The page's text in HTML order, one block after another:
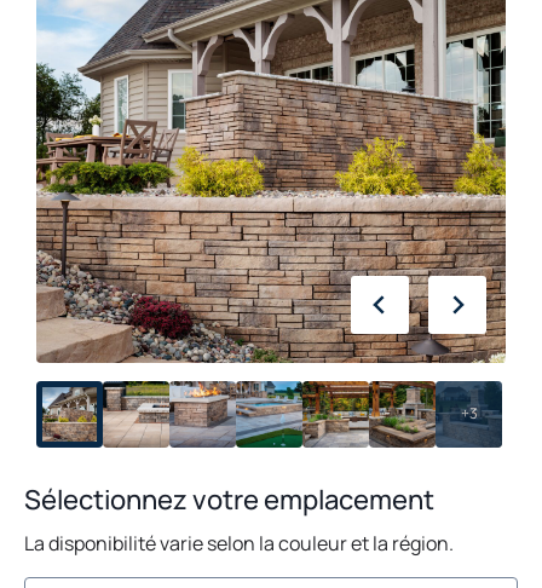
+3
Sélectionnez votre emplacement
La disponibilité varie selon la couleur et la région.